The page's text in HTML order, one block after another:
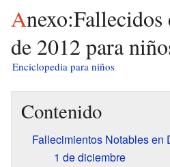
Anexo:Fallecidos en diciembre
de 2012 para
Enciclopedia para niños
Contenido
Fallecimientos Notables en
1 de diciembre